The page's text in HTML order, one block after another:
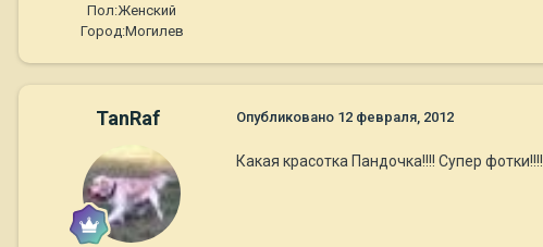
Пол:Женский
Город:Могилев
TanRaf Опубликовано 12 февраля, 2012
Какая красотка Пандочка!!!! Супер фотки!!!!